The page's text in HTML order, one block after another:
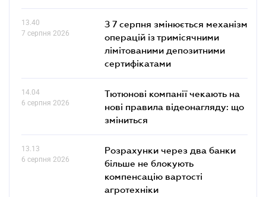
13.40
7 серпня 2026
З 7 серпня змінюється механізм
операцій із тримісячними
лімітованими депозитними
сертифікатами
14.04
6 серпня 2026
Тютюнові компанії чекають на
нові правила відеонагляду: що
зміниться
13.13
6 серпня 2026
Розрахунки через два банки
більше не блокують
компенсацію вартості
агротехніки